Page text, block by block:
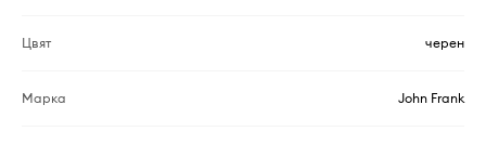
Цвят черен
Марка John Frank